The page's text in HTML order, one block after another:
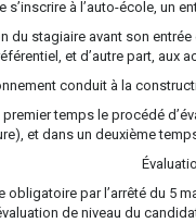
s’inscrire à l’auto-école, un
du stagiaire avant son
et d’autre part, aux
conduit à la
temps le procédé
et dans un deuxième
obligatoire par l’arrêté du 5
de niveau du